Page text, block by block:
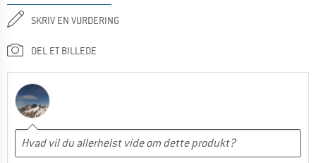
SKRIV EN VURDERING
DEL ET BILLEDE